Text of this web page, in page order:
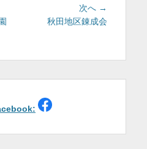
次へ →
の
秋田地区錬成会